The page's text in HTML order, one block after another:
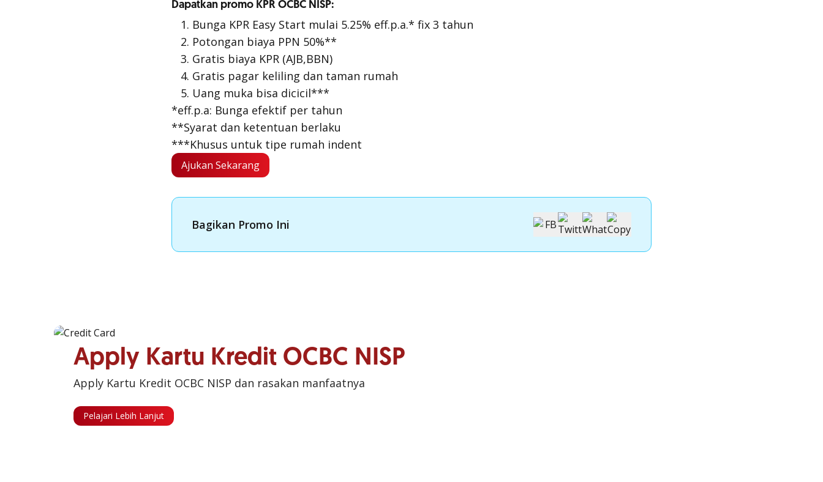
Dapatkan promo KPR OCBC NISP:
Bunga KPR Easy Start mulai 5.25% eff.p.a.* fix 3 tahun
Potongan biaya PPN 50%**
Gratis biaya KPR (AJB,BBN)
Gratis pagar keliling dan taman rumah
Uang muka bisa dicicil***
*eff.p.a: Bunga efektif per tahun
**Syarat dan ketentuan berlaku
***Khusus untuk tipe rumah indent
Ajukan Sekarang
Bagikan Promo Ini
Apply Kartu Kredit OCBC NISP
Apply Kartu Kredit OCBC NISP dan rasakan manfaatnya
Pelajari Lebih Lanjut